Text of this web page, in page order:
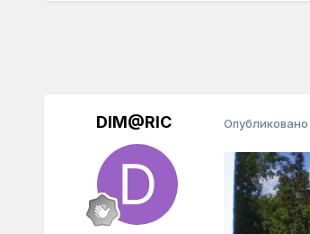
DIM@RIC Опубликовано